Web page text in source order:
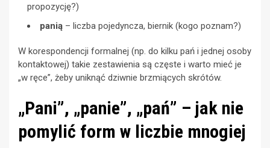
propozycję?)
panią – liczba pojedyncza, biernik (kogo poznam?)
W korespondencji formalnej (np. do kilku pań i jednej osoby
kontaktowej) takie zestawienia są częste i warto mieć je
„w ręce”, żeby uniknąć dziwnie brzmiących skrótów.
„Pani”, „panie”, „pań” – jak nie
pomylić form w liczbie mnogiej